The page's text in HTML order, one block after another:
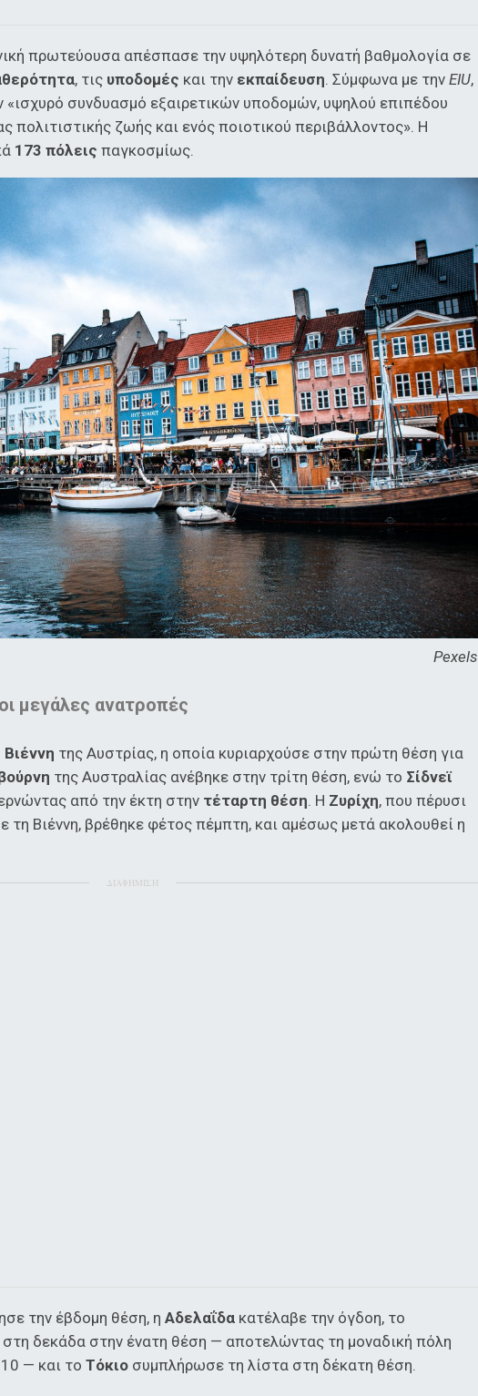
πρωτεύουσα απέσπασε την υψηλότερη δυνατή βαθμολογία σε
, τις υποδομές και την εκπαίδευση. Σύμφωνα με την EIU,
«ισχυρό συνδυασμό εξαιρετικών υποδομών, υψηλού επιπέδου
πολιτιστικής ζωής και ενός ποιοτικού περιβάλλοντος». Η
173 πόλεις παγκοσμίως.
Pexels
μεγάλες ανατροπές
Βιέννη της Αυστρίας, η οποία κυριαρχούσε στην πρώτη θέση για
της Αυστραλίας ανέβηκε στην τρίτη θέση, ενώ το Σίδνεϊ
από την έκτη στην τέταρτη θέση. Η Ζυρίχη, που πέρυσι
τη Βιέννη, βρέθηκε φέτος πέμπτη, και αμέσως μετά ακολουθεί η
ΔΙΑΦΗΜΙΣΗ
την έβδομη θέση, η Αδελαΐδα κατέλαβε την όγδοη, το
δεκάδα στην ένατη θέση — αποτελώντας τη μοναδική πόλη
— και το Τόκιο συμπλήρωσε τη λίστα στη δέκατη θέση.